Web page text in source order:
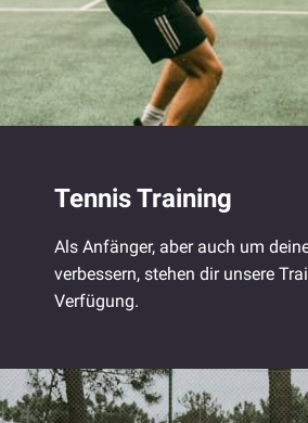
Tennis Training
Als Anfänger, aber auch um
verbessern, stehen dir unsere
Verfügung.